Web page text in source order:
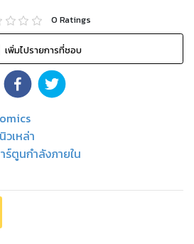
0 Ratings
เพิ่มไปรายการที่ชอบ
วเหล่า
ร์ตูนกำลังภายใน